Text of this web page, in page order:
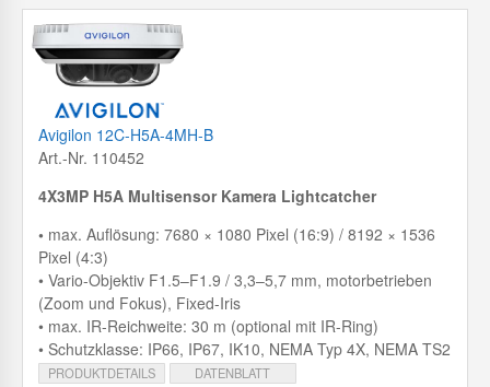
Avigilon 12C-H5A-4MH-B
Art.-Nr. 110452
4X3MP H5A Multisensor Kamera Lightcatcher
• max. Auflösung: 7680 × 1080 Pixel (16:9) / 8192 × 1536
Pixel (4:3)
• Vario-Objektiv F1.5–F1.9 / 3,3–5,7 mm, motorbetrieben
(Zoom und Fokus), Fixed-Iris
• max. IR-Reichweite: 30 m (optional mit IR-Ring)
• Schutzklasse: IP66, IP67, IK10, NEMA Typ 4X, NEMA TS2
PRODUKTDETAILS
DATENBLATT